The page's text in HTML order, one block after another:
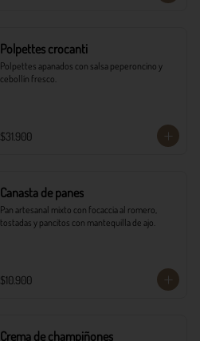
Polpettes crocanti
Polpettes apanados con salsa peperoncino y
cebollín fresco.
$31.900
Canasta de panes
Pan artesanal mixto con focaccia al romero,
tostadas y pancitos con mantequilla de ajo.
$10.900
Crema de champiñones